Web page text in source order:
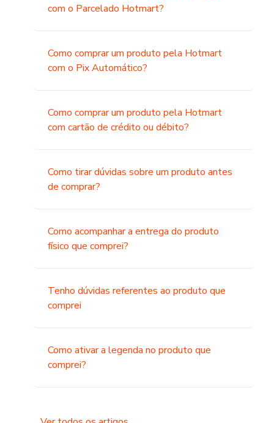
com o Parcelado Hotmart?
Como comprar um produto pela Hotmart
com o Pix Automático?
Como comprar um produto pela Hotmart
com cartão de crédito ou débito?
Como tirar dúvidas sobre um produto antes
de comprar?
Como acompanhar a entrega do produto
físico que comprei?
Tenho dúvidas referentes ao produto que
comprei
Como ativar a legenda no produto que
comprei?